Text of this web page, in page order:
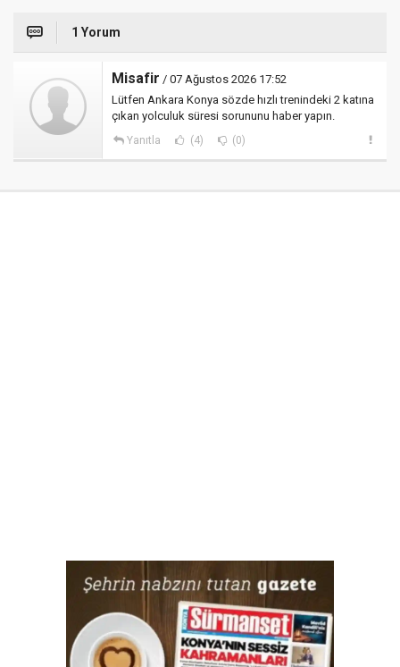
1 Yorum
Misafir / 07 Ağustos 2026 17:52
Lütfen Ankara Konya sözde hızlı trenindeki 2 katına
çıkan yolculuk süresi sorununu haber yapın.
Yanıtla (4) (0)